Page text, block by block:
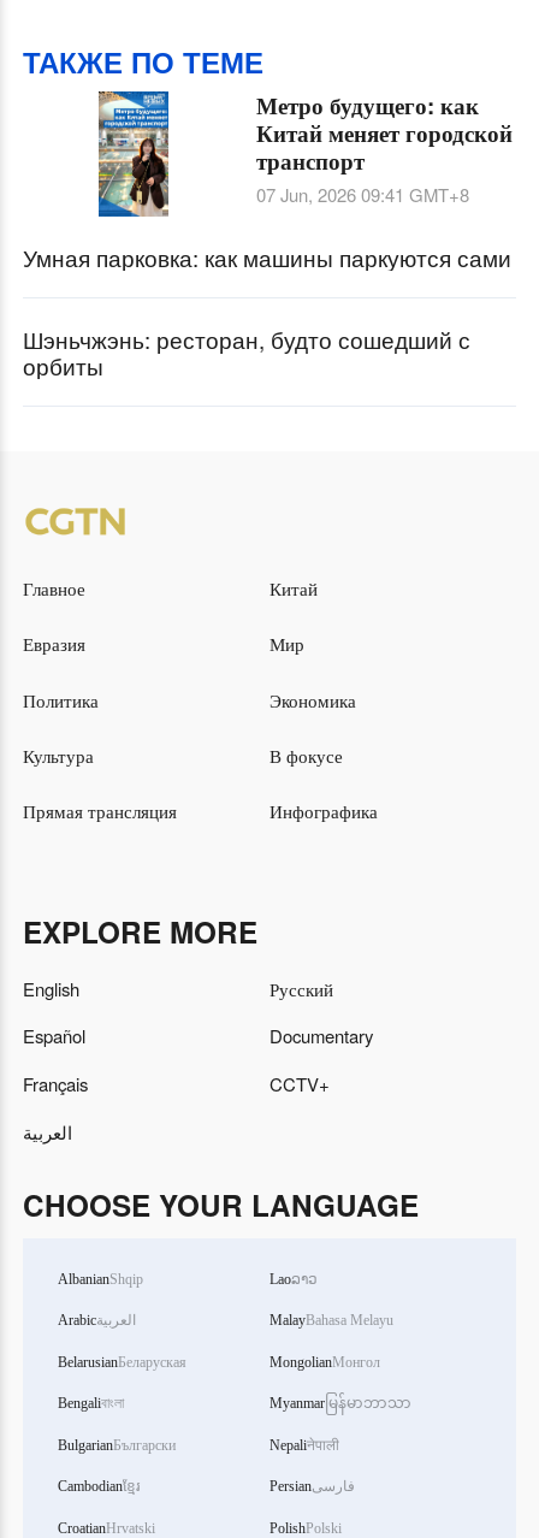
ТАКЖЕ ПО ТЕМЕ
Метро будущего: как
Китай меняет городской
транспорт
07 Jun, 2026 09:41 GMT+8
Умная парковка: как машины паркуются сами
Шэньчжэнь: ресторан, будто сошедший с
орбиты
Главное Китай
Евразия Мир
Политика Экономика
Культура В фокусе
Прямая трансляция Инфографика
EXPLORE MORE
English
Español
Français
العربية
Русский
Documentary
CCTV+
CHOOSE YOUR LANGUAGE
AlbanianShqip
Arabicالعربية
BelarusianБеларуская
Bengaliবাংলা
BulgarianБългарски
Cambodianខ្មែរ
CroatianHrvatski
Laoລາວ
MalayBahasa Melayu
MongolianМонгол
Myanmar မြန်မာဘာသာ
Nepaliनेपाली
Persianفارسی
PolishPolski